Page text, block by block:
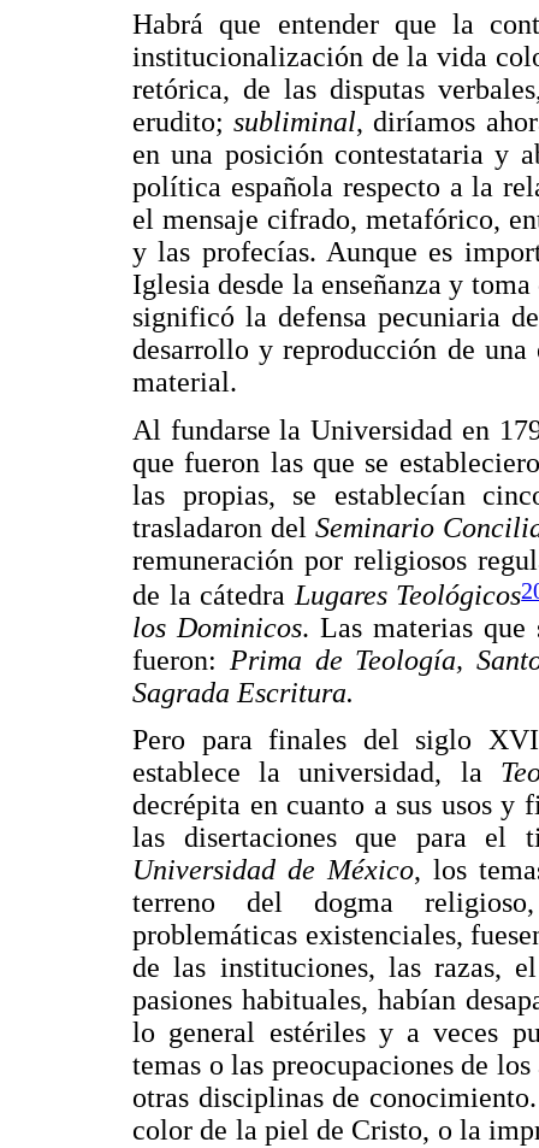
Habrá que entender que la
institucionalización de la vida
retórica, de las disputas
erudito;subliminal, diríamos
en una posición contestataria y
política española respecto a la
el mensaje cifrado, metafórico,
y las profecías. Aunque es
Iglesia desde la enseñanza y
significó la defensa pecuniaria
desarrollo y reproducción de
material.
Al fundarse la Universidad en
que fueron las que se
las propias, se establecían
trasladaron delSeminario
remuneración por religiosos
de la cátedra Lugares Teológicos
los Dominicos. Las materias que
fueron: Prima de Teología,
Sagrada Escritura.
Pero para finales del siglo
establece la universidad, la
decrépita en cuanto a sus usos y
las disertaciones que para el
Universidad de México, los
terreno del dogma
problemáticas existenciales,
de las instituciones, las razas,
pasiones habituales, habían
lo general estériles y a veces
temas o las preocupaciones de
otras disciplinas de
color de la piel de Cristo, o la